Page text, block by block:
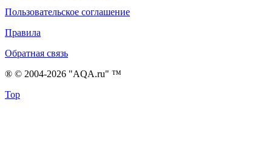
Пользовательское соглашение
Правила
Обратная связь
® © 2004-2026 "AQA.ru" ™
Top